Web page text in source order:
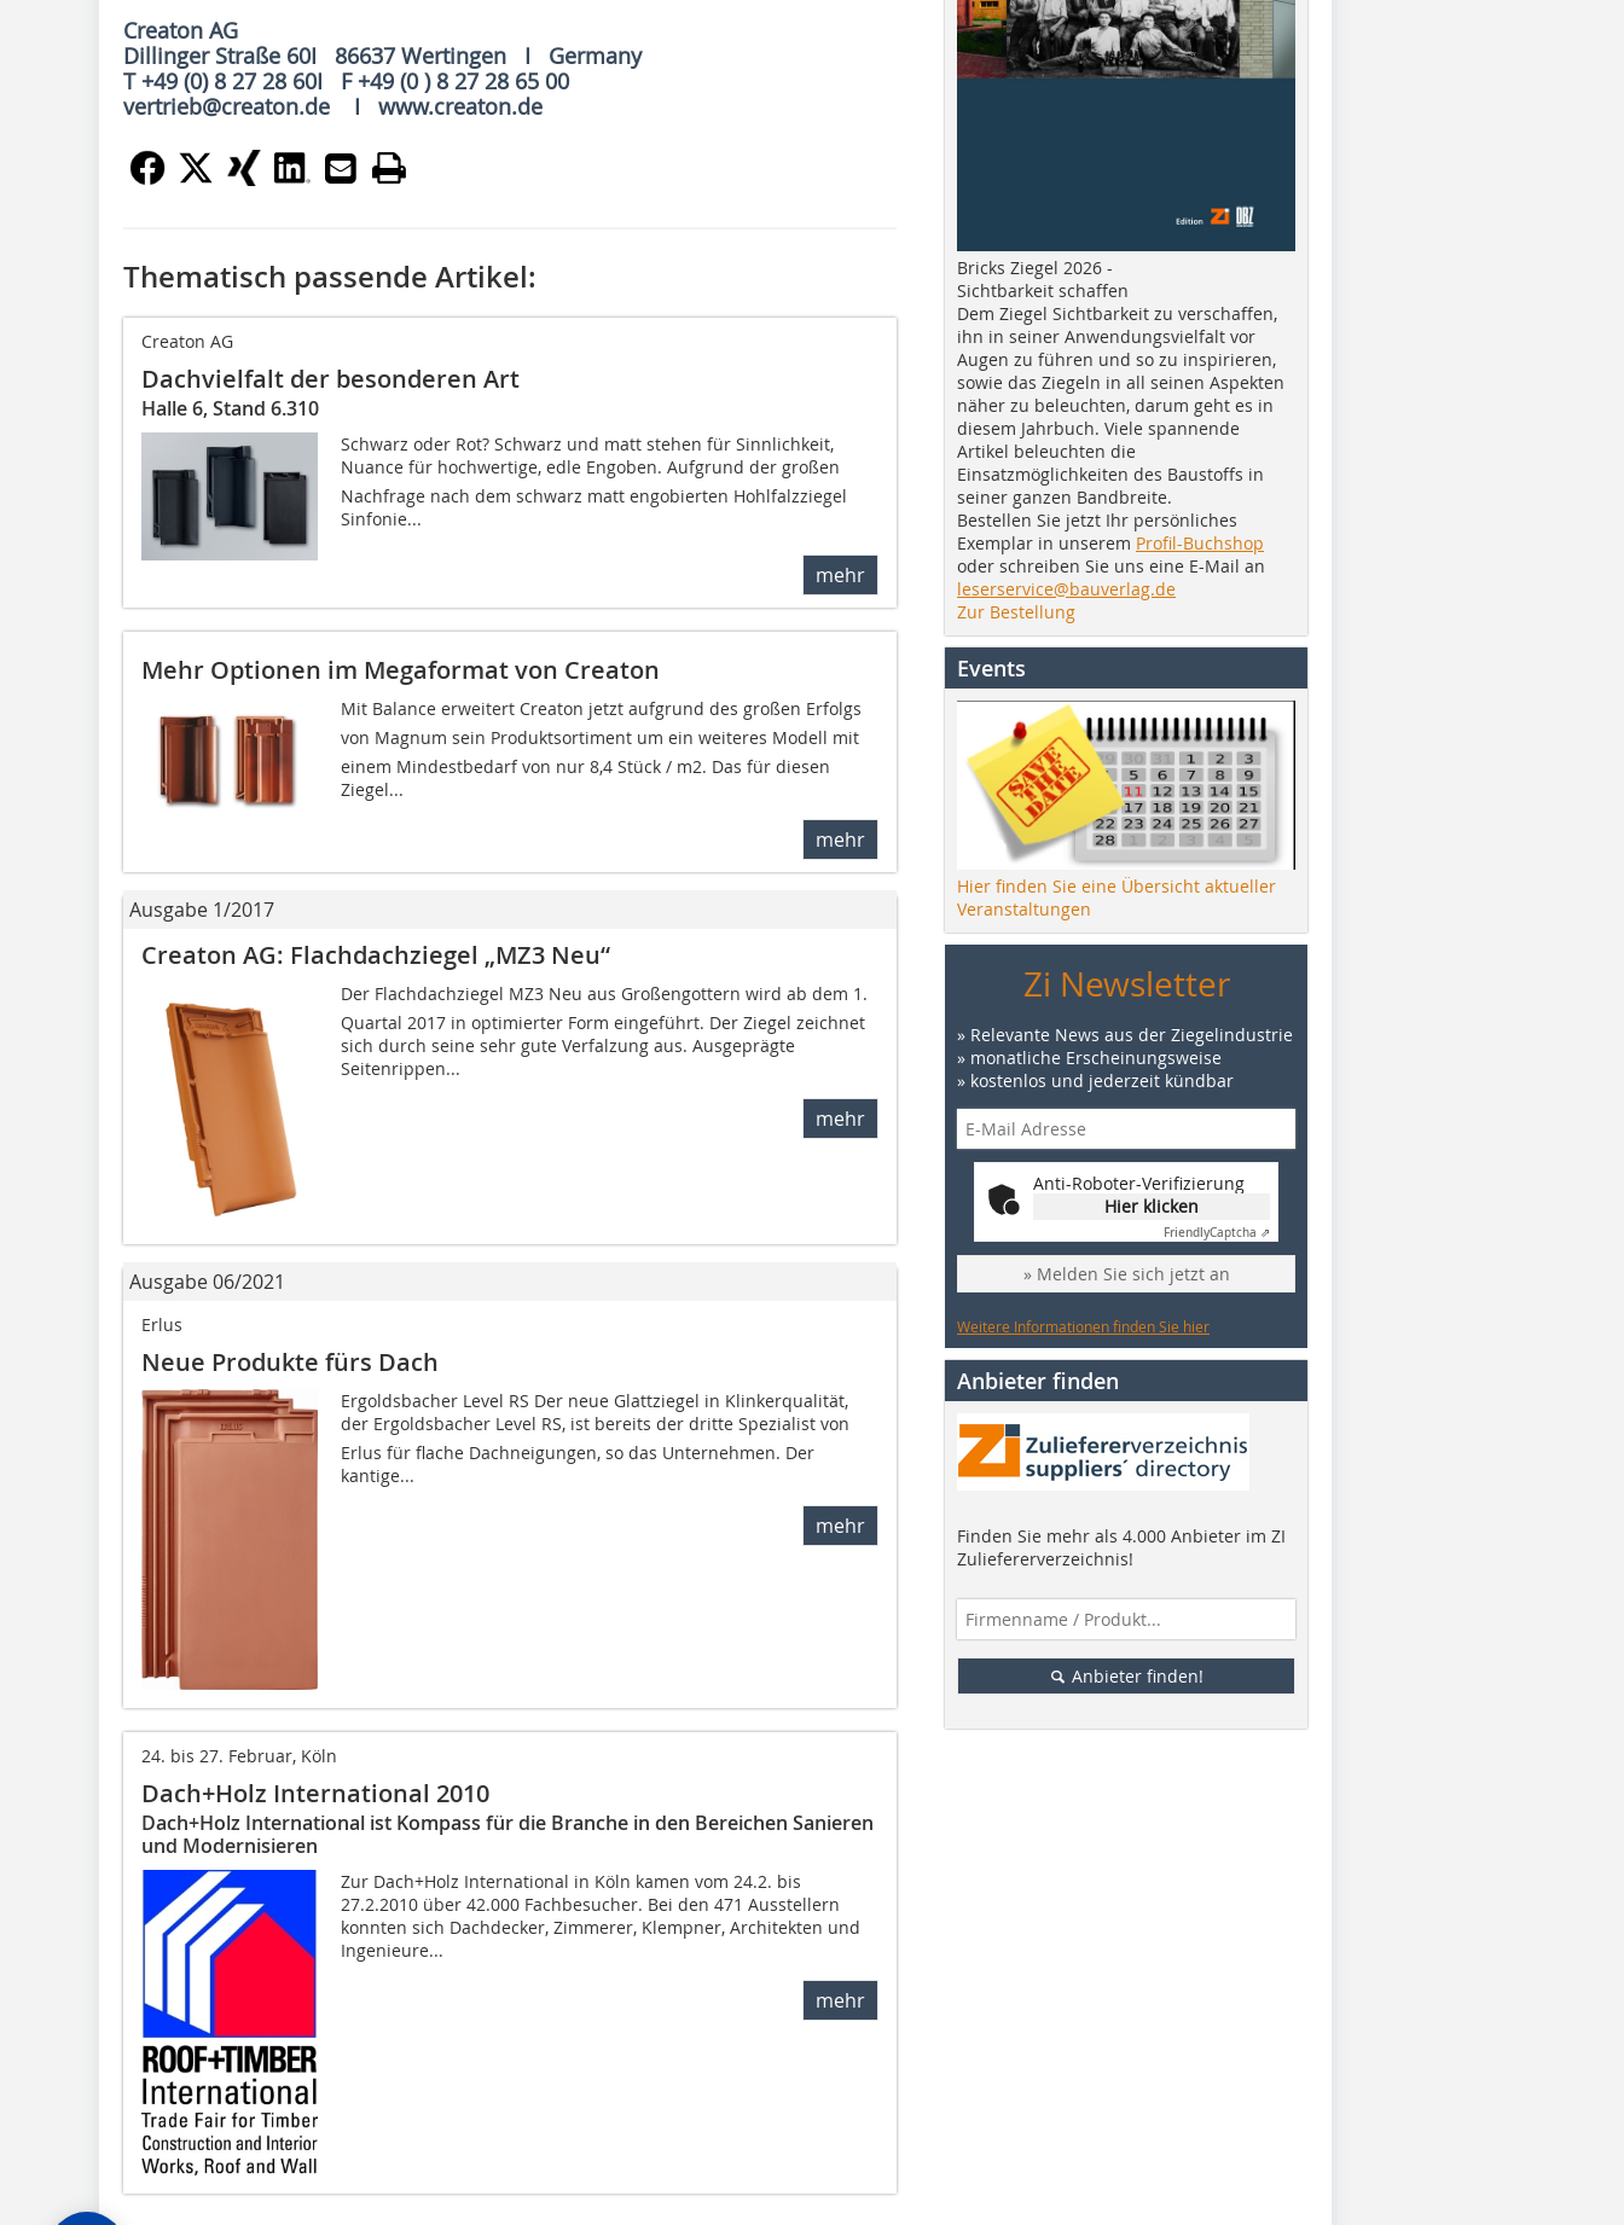
Creaton AG
Dillinger Straße 60I 86637 Wertingen I Germany
T +49 (0) 8 27 28 60I F +49 (0 ) 8 27 28 65 00
vertrieb@creaton.de I www.creaton.de
Thematisch passende Artikel:
Creaton AG
Dachvielfalt der besonderen Art
Halle 6, Stand 6.310
Schwarz oder Rot? Schwarz und matt stehen für Sinnlichkeit,
Nuance für hochwertige, edle Engoben. Aufgrund der großen
Nachfrage nach dem schwarz matt engobierten Hohlfalzziegel
Sinfonie...
mehr
Mehr Optionen im Megaformat von Creaton
Mit Balance erweitert Creaton jetzt aufgrund des großen Erfolgs
von Magnum sein Produktsortiment um ein weiteres Modell mit
einem Mindestbedarf von nur 8,4 Stück / m2. Das für diesen
Ziegel...
mehr
Ausgabe 1/2017
Creaton AG: Flachdachziegel „MZ3 Neu“
Der Flachdachziegel MZ3 Neu aus Großengottern wird ab dem 1.
Quartal 2017 in optimierter Form eingeführt. Der Ziegel zeichnet
sich durch seine sehr gute Verfalzung aus. Ausgeprägte
Seitenrippen...
mehr
Ausgabe 06/2021
Erlus
Neue Produkte fürs Dach
Ergoldsbacher Level RS Der neue Glattziegel in Klinkerqualität,
der Ergoldsbacher Level RS, ist bereits der dritte Spezialist von
Erlus für flache Dachneigungen, so das Unternehmen. Der
kantige...
mehr
24. bis 27. Februar, Köln
Dach+Holz International 2010
Dach+Holz International ist Kompass für die Branche in den Bereichen Sanieren
und Modernisieren
Zur Dach+Holz International in Köln kamen vom 24.2. bis
27.2.2010 über 42.000 Fachbesucher. Bei den 471 Ausstellern
konnten sich Dachdecker, Zimmerer, Klempner, Architekten und
In­genieure...
mehr
Bricks Ziegel 2026 -
Sichtbarkeit schaffen
Dem Ziegel Sichtbarkeit zu verschaffen,
ihn in seiner Anwendungsvielfalt vor
Augen zu führen und so zu inspirieren,
sowie das Ziegeln in all seinen Aspekten
näher zu beleuchten, darum geht es in
diesem Jahrbuch. Viele spannende
Artikel beleuchten die
Einsatzmöglichkeiten des Baustoffs in
seiner ganzen Bandbreite.
Bestellen Sie jetzt Ihr persönliches
Exemplar in unserem Profil-Buchshop
oder schreiben Sie uns eine E-Mail an
leserservice@bauverlag.de
Zur Bestellung
Events
Hier finden Sie eine Übersicht aktueller
Veranstaltungen
Zi Newsletter
» Relevante News aus der Ziegelindustrie
» monatliche Erscheinungsweise
» kostenlos und jederzeit kündbar
Anti-Roboter-Verifizierung
Hier klicken
FriendlyCaptcha ⇗
» Melden Sie sich jetzt an
Weitere Informationen finden Sie hier
Anbieter finden
Finden Sie mehr als 4.000 Anbieter im ZI
Zuliefererverzeichnis!
Anbieter finden!